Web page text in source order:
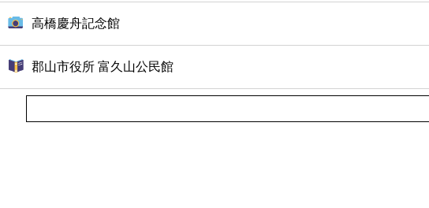
高橋慶舟記念館
郡山市役所 富久山公民館